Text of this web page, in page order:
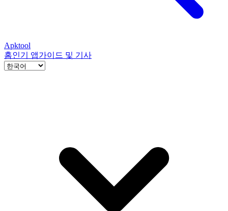
Apktool
홈인기 앱가이드 및 기사